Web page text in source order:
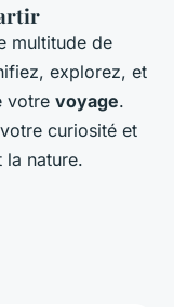
multitude de
explorez, et
votre voyage.
curiosité et
nature.